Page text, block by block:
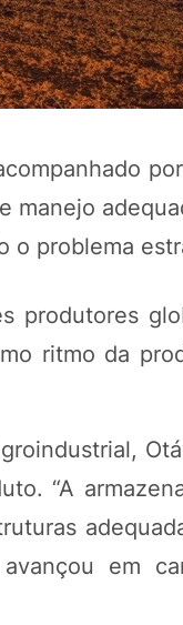
manejo
o problema
produtores
ritmo da
“A
em